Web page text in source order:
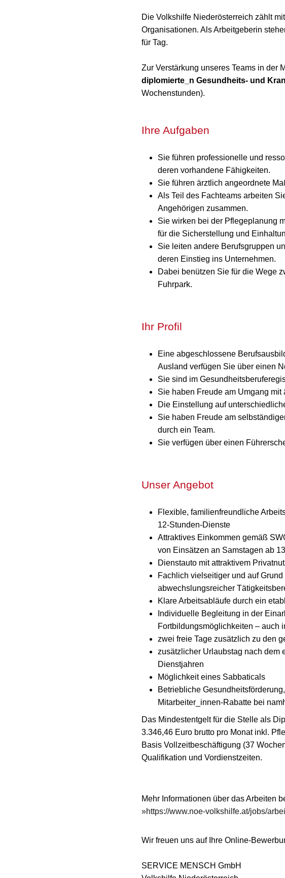
Die Volkshilfe Niederösterreich zählt
Organisationen. Als Arbeitgeberin
für Tag.
Zur Verstärkung unseres Teams in der
diplomierte_n Gesundheits- und
Wochenstunden).
Ihre Aufgaben
Sie führen professionelle und
deren vorhandene Fähigkeiten.
Sie führen ärztlich angeordnete
Als Teil des Fachteams arbeiten
Angehörigen zusammen.
Sie wirken bei der Pflegeplanung
für die Sicherstellung und
Sie leiten andere Berufsgruppen
deren Einstieg ins Unternehmen.
Dabei benützen Sie für die Wege
Fuhrpark.
Ihr Profil
Eine abgeschlossene
Ausland verfügen Sie über einen
Sie sind im
Sie haben Freude am Umgang mit
Die Einstellung auf
Sie haben Freude am
durch ein Team.
Sie verfügen über einen
Unser Angebot
Flexible, familienfreundliche
12-Stunden-Dienste
Attraktives Einkommen gemäß
von Einsätzen an Samstagen ab
Dienstauto mit attraktivem
Fachlich vielseitiger und auf
abwechslungsreicher
Klare Arbeitsabläufe durch ein
Individuelle Begleitung in der
Fortbildungsmöglichkeiten – auch
zwei freie Tage zusätzlich zu den
zusätzlicher Urlaubstag nach dem
Dienstjahren
Möglichkeit eines Sabbaticals
Betriebliche
Mitarbeiter_innen-Rabatte bei
Das Mindestentgelt für die Stelle als
3.346,46 Euro brutto pro Monat inkl.
Basis Vollzeitbeschäftigung (37
Qualifikation und Vordienstzeiten.
Mehr Informationen über das Arbeiten
https://www.noe-volkshilfe.at/jobs/
Wir freuen uns auf Ihre Online-
SERVICE MENSCH GmbH